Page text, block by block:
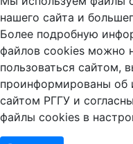
нашего сайта и
Более подробную
файлов cookies можно
пользоваться сайтом,
проинформированы об
сайтом РГГУ и
файлы cookies в